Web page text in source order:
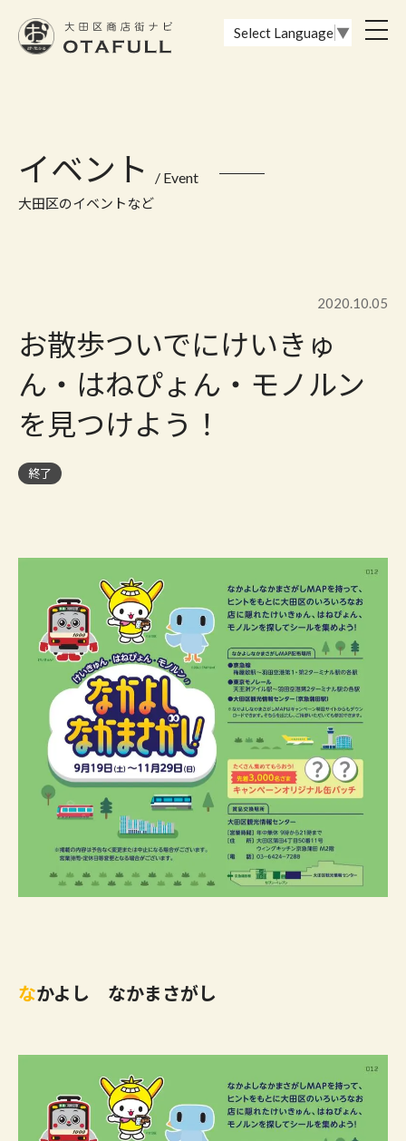
Select Language ▼
イベント / Event
大田区のイベントなど
2020.10.05
お散歩ついでにけいきゅ
ん・はねぴょん・モノルン
を見つけよう！
終了
なかよし なかまさがし